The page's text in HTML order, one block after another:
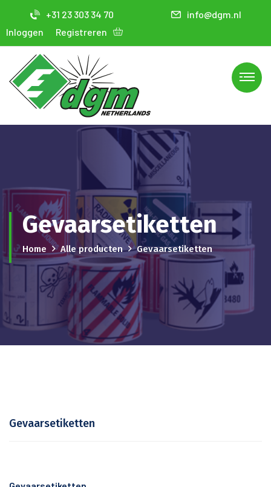
+31 23 303 34 70
info@dgm.nl
Inloggen
Registreren
Gevaarsetiketten
Home Alle producten Gevaarsetiketten
Gevaarsetiketten